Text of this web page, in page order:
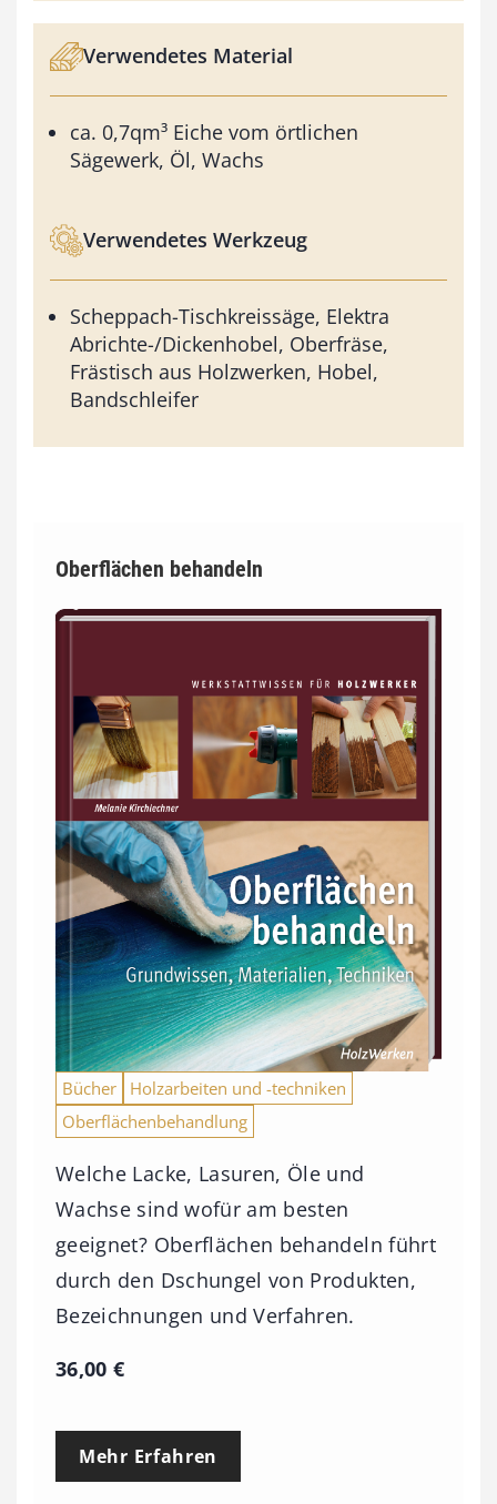
Verwendetes Material
ca. 0,7qm³ Eiche vom örtlichen
Sägewerk, Öl, Wachs
Verwendetes Werkzeug
Scheppach-Tischkreissäge, Elektra
Abrichte-/Dickenhobel, Oberfräse,
Frästisch aus Holzwerken, Hobel,
Bandschleifer
Oberflächen behandeln
Bücher
Holzarbeiten und -techniken
Oberflächenbehandlung
Welche Lacke, Lasuren, Öle und
Wachse sind wofür am besten
geeignet? Oberflächen behandeln führt
durch den Dschungel von Produkten,
Bezeichnungen und Verfahren.
36,00€
Mehr Erfahren